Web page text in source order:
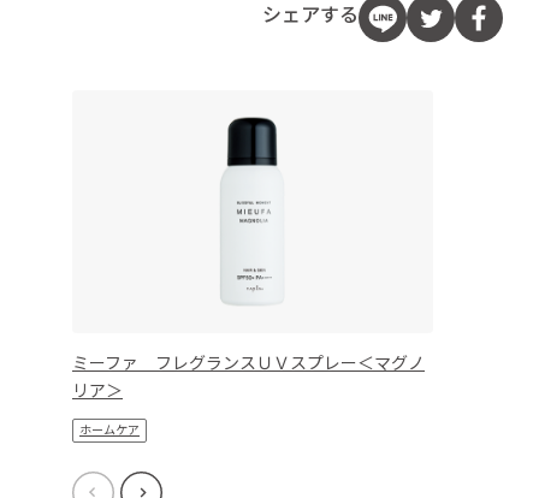
シェアする
ミーファ フレグランスＵＶスプレー＜マグノ
リア＞
ホームケア